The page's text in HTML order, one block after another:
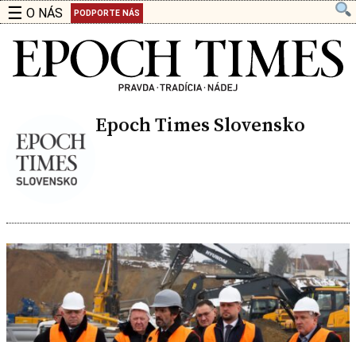
☰ O NÁS PODPORTE NÁS
Epoch Times Slovensko